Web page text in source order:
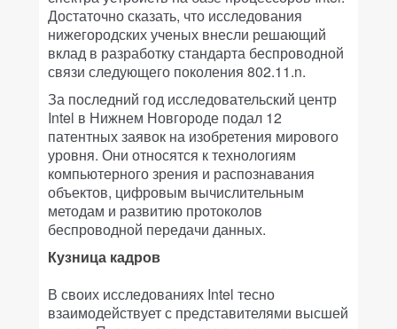
Достаточно сказать, что исследования
нижегородских ученых внесли решающий
вклад в разработку стандарта беспроводной
связи следующего поколения 802.11.n.
За последний год исследовательский центр
Intel в Нижнем Новгороде подал 12
патентных заявок на изобретения мирового
уровня. Они относятся к технологиям
компьютерного зрения и распознавания
объектов, цифровым вычислительным
методам и развитию протоколов
беспроводной передачи данных.
Кузница кадров
В своих исследованиях Intel тесно
взаимодействует с представителями высшей